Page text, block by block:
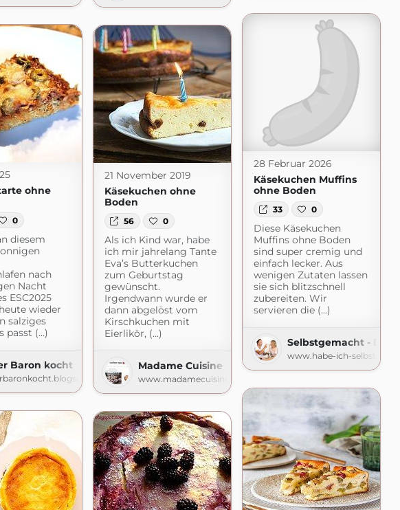
28 Februar 2026
Käsekuchen Muffins
ohne Boden
33 0
Diese Käsekuchen
Muffins ohne Boden
sind super cremig und
einfach lecker. Aus
wenigen Zutaten lassen
sie sich blitzschnell
zubereiten. Wir
servieren die (...)
Selbstgemacht - Der
www.habe-ich-
ohne
0
diesem
nach
Nacht
ESC2025
wieder
salziges
passt (...)
Baron kocht
21 November 2019
Käsekuchen ohne
Boden
56 0
Als ich Kind war, habe
ich mir jahrelang Tante
Eva’s Butterkuchen
zum Geburtstag
gewünscht.
Irgendwann wurde er
dann abgelöst vom
Kirschkuchen mit
Eierlikör, (...)
Madame Cuisine
www.madamecuisine.de